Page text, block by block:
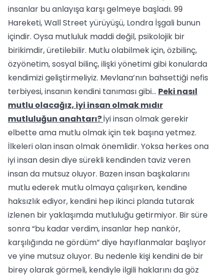
insanlar bu anlayışa karşı gelmeye başladı. 99
Hareketi, Wall Street yürüyüşü, Londra İşgali bunun
içindir. Oysa mutluluk maddi değil, psikolojik bir
birikimdir, üretilebilir. Mutlu olabilmek için, özbilinç,
özyönetim, sosyal bilinç, ilişki yönetimi gibi konularda
kendimizi geliştirmeliyiz. Mevlana’nın bahsettiği nefis
terbiyesi, insanın kendini tanıması gibi... Peki nasıl
mutlu olacağız, iyi insan olmak mıdır
mutluluğun anahtarı?İyi insan olmak gerekir
elbette ama mutlu olmak için tek başına yetmez.
İlkeleri olan insan olmak önemlidir. Yoksa herkes ona
iyi insan desin diye sürekli kendinden taviz veren
insan da mutsuz oluyor. Bazen insan başkalarını
mutlu ederek mutlu olmaya çalışırken, kendine
haksızlık ediyor, kendini hep ikinci planda tutarak
izlenen bir yaklaşımda mutluluğu getirmiyor. Bir süre
sonra “bu kadar verdim, insanlar hep nankör,
karşılığında ne gördüm” diye hayıflanmalar başlıyor
ve yine mutsuz oluyor. Bu nedenle kişi kendini de bir
birey olarak görmeli, kendiyle ilgili haklarını da göz